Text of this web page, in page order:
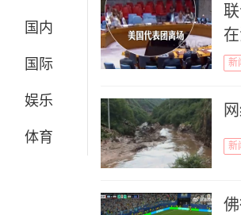
国内
国际
娱乐
体育
新
新